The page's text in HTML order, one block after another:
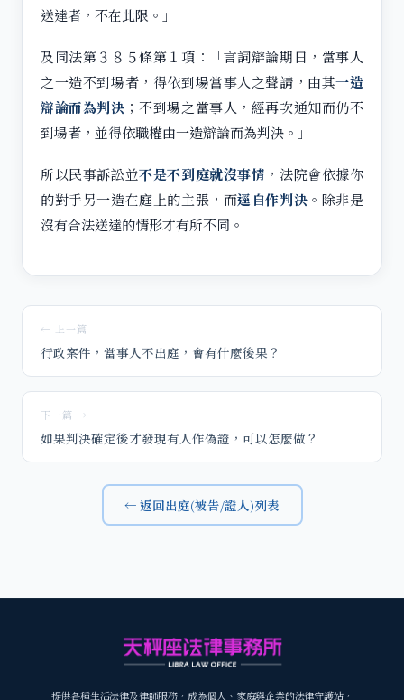
送達者，不在此限。」
及同法第３８５條第１項：「言詞辯論期日，當事人
之一造不到場者，得依到場當事人之聲請，由其一造
辯論而為判決 ；不到場之當事人，經再次通知而仍不
到場者，並得依職權由一造辯論而為判決。」
所以民事訴訟並不是不到庭就沒事情 ，法院會依據你
的對手另一造在庭上的主張，而逕自作判決 。除非是
沒有合法送達的情形才有所不同。
← 上一篇
行政案件，當事人不出庭，會有什麼後果？
下一篇 →
如果判決確定後才發現有人作偽證，可以怎麼做？
← 返回出庭(被告/證人)列表
提供各種生活法律及律師服務，成為個人、家庭與企業的法律守護站，